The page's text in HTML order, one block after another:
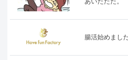
腸活始めまし